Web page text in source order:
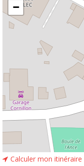
−
Calculer mon itinéraire